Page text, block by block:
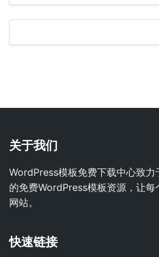
关于我们
WordPress模板免费下载中心致
的免费WordPress模板资源，让
网站。
快速链接